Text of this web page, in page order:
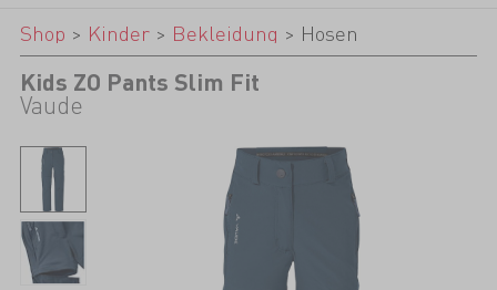
Shop > Kinder> Bekleidung > Hosen
Kids ZO Pants Slim Fit
Vaude